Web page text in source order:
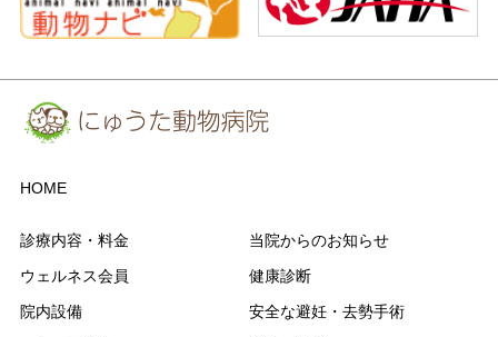
HOME
診療内容・料金
ウェルネス会員
院内設備
当院からのお知らせ
健康診断
安全な避妊・去勢手術